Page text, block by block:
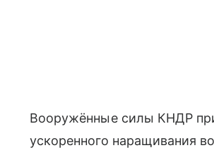
Вооружённые силы КНДР
ускоренного наращивания